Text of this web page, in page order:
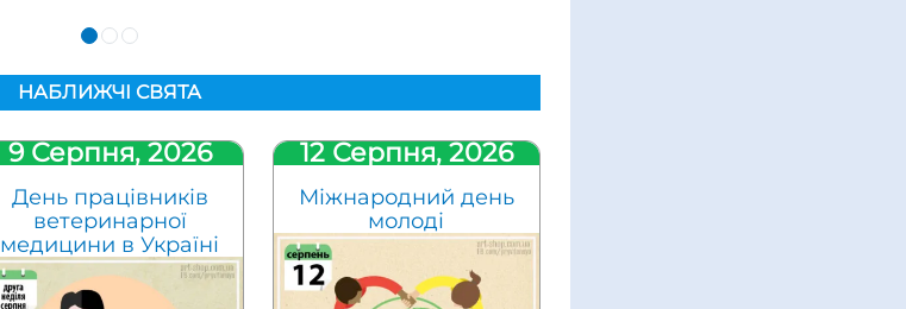
НАБЛИЖЧІ СВЯТА
9 Серпня, 2026
День працівників
ветеринарної
медицини в Україні
12 Серпня, 2026
Міжнародний день
молоді